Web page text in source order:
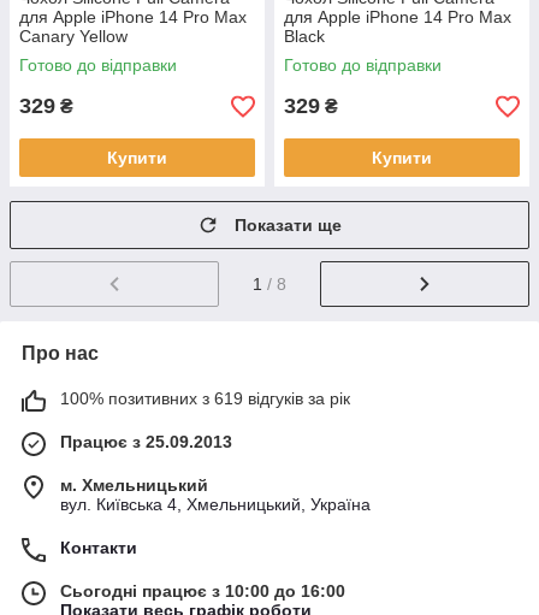
для Apple iPhone 14 Pro Max
Canary Yellow
Готово до відправки
329 ₴
Купити
для Apple iPhone 14 Pro Max
Black
Готово до відправки
329 ₴
Купити
Показати ще
1 / 8
Про нас
100% позитивних з 619 відгуків за рік
Працює з 25.09.2013
м. Хмельницький
вул. Київська 4, Хмельницький, Україна
Контакти
Сьогодні працює з 10:00 до 16:00
Показати весь графік роботи